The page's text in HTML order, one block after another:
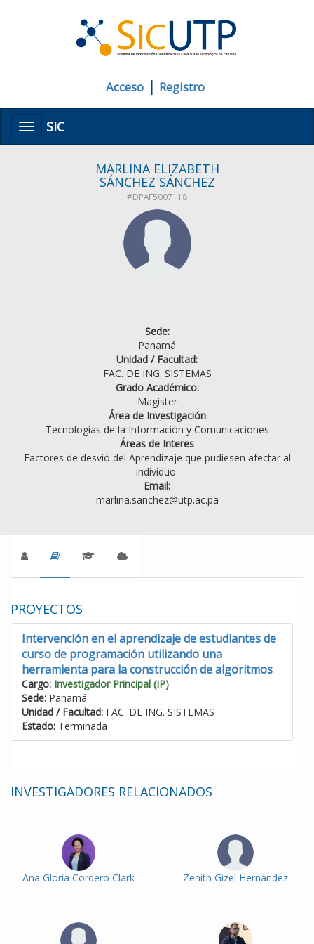
Acceso | Registro
MenúSIC
MARLINA ELIZABETH
SÁNCHEZ SÁNCHEZ
#DPAF5007118
Sede:
Panamá
Unidad / Facultad:
FAC. DE ING. SISTEMAS
Grado Académico:
Magister
Área de Investigación
Tecnologías de la Información y Comunicaciones
Áreas de Interes
Factores de desvió del Aprendizaje que pudiesen afectar al
individuo.
Email:
marlina.sanchez@utp.ac.pa
PROYECTOS
Intervención en el aprendizaje de estudiantes de
curso de programación utilizando una
herramienta para la construcción de algoritmos
Cargo: Investigador Principal (IP)
Sede: Panamá
Unidad / Facultad: FAC. DE ING. SISTEMAS
Estado: Terminada
INVESTIGADORES RELACIONADOS
Ana Gloria Cordero Clark Zenith Gizel Hernández